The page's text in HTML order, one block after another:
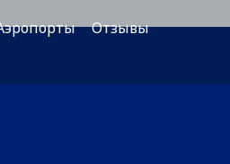
Отзывы